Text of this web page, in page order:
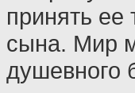
принять ее
сына. Мир
душевного